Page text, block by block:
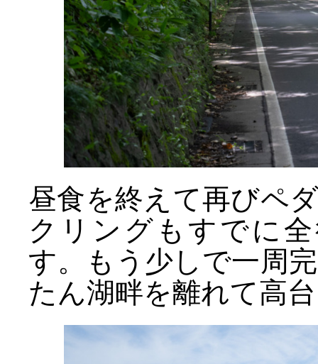
昼食を終えて再びペ
クリングもすでに
す。もう少しで一周
たん湖畔を離れて高